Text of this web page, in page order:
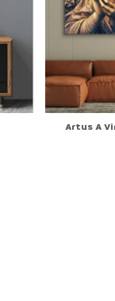
Artus A